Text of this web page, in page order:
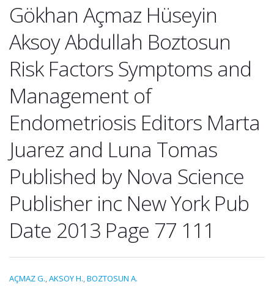
Gökhan Açmaz Hüseyin
Aksoy Abdullah Boztosun
Risk Factors Symptoms and
Management of
Endometriosis Editors Marta
Juarez and Luna Tomas
Published by Nova Science
Publisher inc New York Pub
Date 2013 Page 77 111
AÇMAZ G.,AKSOY H.,BOZTOSUN A.